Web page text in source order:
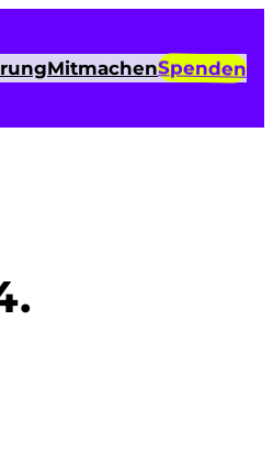
MitmachenSpenden